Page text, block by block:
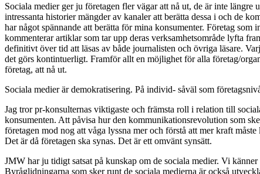
Sociala medier ger ju företagen fler vägar att nå ut, de är inte
intressanta historier mängder av kanaler att berätta dessa i och de
har något spännande att berätta för mina konsumenter. Företag
kommenterar artiklar som tar upp deras verksamhetsområde lyfta
definitivt över tid att läsas av både journalisten och övriga läsare.
det görs kontintuerligt. Framför allt en möjlighet för alla företag/
företag, att nå ut.
Sociala medier är demokratisering. På individ- såväl som
Jag tror pr-konsulternas viktigaste och främsta roll i relation till
konsumenten. Att påvisa hur den kommunikationsrevolution som
företagen mod nog att våga lyssna mer och förstå att mer kraft
Det är då företagen ska synas. Det är ett omvänt synsätt.
JMW har ju tidigt satsat på kunskap om de sociala medier. Vi
Byråglidningarna som sker runt de sociala medierna är också